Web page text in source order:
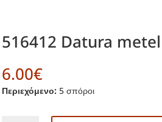
516412 Datura
6.00€
Περιεχόμενο: 5 σπόροι